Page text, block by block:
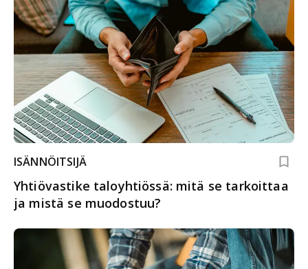
ISÄNNÖITSIJÄ
Yhtiövastike taloyhtiössä: mitä se tarkoittaa
ja mistä se muodostuu?